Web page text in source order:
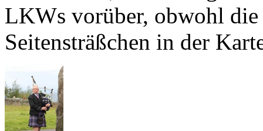
LKWs vorüber, obwohl
Seitensträßchen in der